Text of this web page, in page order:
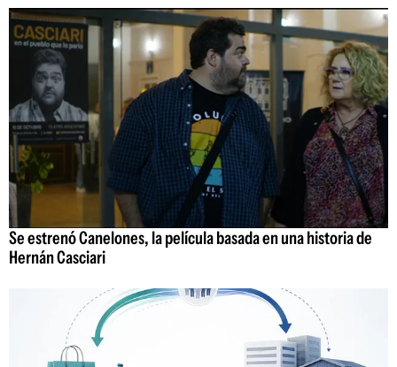
Se estrenó Canelones, la película basada en una historia de
Hernán Casciari